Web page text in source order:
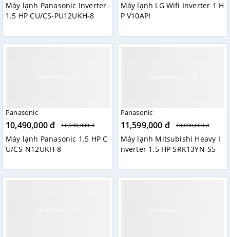
Máy lạnh Panasonic Inverter
1.5 HP CU/CS-PU12UKH-8
Máy lạnh LG Wifi Inverter 1 H
P V10API
Panasonic
10,490,000 đ 10,990,000 đ
Máy lạnh Panasonic 1.5 HP C
U/CS-N12UKH-8
Panasonic
11,599,000 đ 10,890,000 đ
Máy lạnh Mitsubishi Heavy I
nverter 1.5 HP SRK13YN-S5